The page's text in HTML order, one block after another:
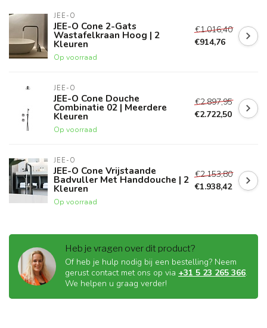
JEE-O
JEE-O Cone 2-Gats
Wastafelkraan Hoog | 2
Kleuren
Op voorraad
€1.016,40
€914,76
JEE-O
JEE-O Cone Douche
Combinatie 02 | Meerdere
Kleuren
Op voorraad
€2.897,95
€2.722,50
JEE-O
JEE-O Cone Vrijstaande
Badvuller Met Handdouche | 2
Kleuren
Op voorraad
€2.153,80
€1.938,42
Heb je vragen over dit product?
Of heb je hulp nodig bij een bestelling? Neem
gerust contact met ons op via +31 5 23 265 366.
We helpen u graag verder!